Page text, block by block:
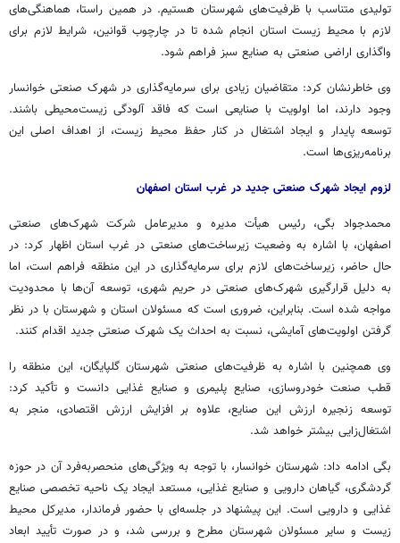
تولیدی متناسب با ظرفیت‌های شهرستان هستیم. در همین راستا، هماهنگی‌های
لازم با محیط زیست استان انجام شده تا در چارچوب قوانین، شرایط لازم برای
واگذاری اراضی صنعتی به صنایع سبز فراهم شود.
وی خاطرنشان کرد: متقاضیان زیادی برای سرمایه‌گذاری در شهرک صنعتی خوانسار
وجود دارند، اما اولویت با صنایعی است که فاقد آلودگی زیست‌محیطی باشند.
توسعه پایدار و ایجاد اشتغال در کنار حفظ محیط زیست، از اهداف اصلی این
برنامه‌ریزی‌ها است.
لزوم ایجاد شهرک صنعتی جدید در غرب استان اصفهان
محمدجواد بگی، رئیس هیأت مدیره و مدیرعامل شرکت شهرک‌های صنعتی
اصفهان، با اشاره به وضعیت زیرساخت‌های صنعتی در غرب استان اظهار کرد: در
حال حاضر، زیرساخت‌های لازم برای سرمایه‌گذاری در این منطقه فراهم است، اما
به دلیل قرارگیری شهرک‌های صنعتی در حریم شهری، توسعه آن‌ها با محدودیت
مواجه شده است. بنابراین، ضروری است که مسئولان استان و شهرستان با در نظر
گرفتن اولویت‌های آمایشی، نسبت به احداث یک شهرک صنعتی جدید اقدام کنند.
وی همچنین با اشاره به ظرفیت‌های صنعتی شهرستان گلپایگان، این منطقه را
قطب صنعت خودروسازی، صنایع پلیمری و صنایع غذایی دانست و تأکید کرد:
توسعه زنجیره ارزش این صنایع، علاوه بر افزایش ارزش اقتصادی، منجر به
اشتغال‌زایی بیشتر خواهد شد.
بگی ادامه داد: شهرستان خوانسار، با توجه به ویژگی‌های منحصربه‌فرد آن در حوزه
گردشگری، گیاهان دارویی و صنایع غذایی، مستعد ایجاد یک ناحیه تخصصی صنایع
غذایی و دارویی است. این پیشنهاد در جلسه‌ای با حضور فرماندار، مدیرکل محیط
زیست و سایر مسئولان شهرستان مطرح و بررسی شد، و در صورت تأیید ابعاد